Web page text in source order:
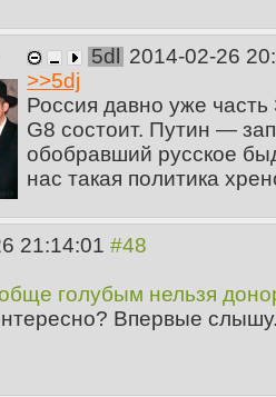
5dl
2014-02-26
>>5dj
Россия давно уже
G8 состоит. Путин —
обобравший русское
нас такая политика
21:14:01
голубым нельзя
Впервые